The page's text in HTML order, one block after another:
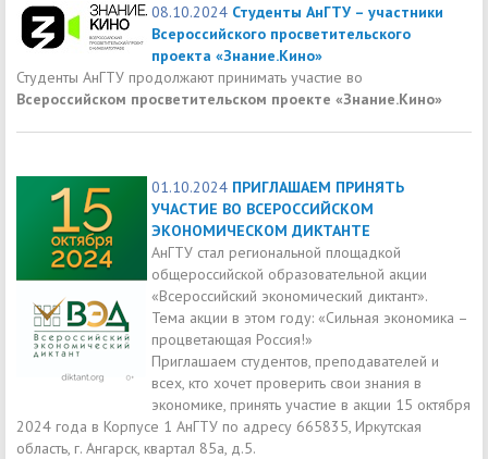
08.10.2024 Студенты АнГТУ – участники
Всероссийского просветительского
проекта «Знание.Кино»
Студенты АнГТУ продолжают принимать участие во
Всероссийском просветительском проекте «Знание.Кино»
01.10.2024 ПРИГЛАШАЕМ ПРИНЯТЬ
УЧАСТИЕ ВО ВСЕРОССИЙСКОМ
ЭКОНОМИЧЕСКОМ ДИКТАНТЕ
АнГТУ стал региональной площадкой
общероссийской образовательной акции
«Всероссийский экономический диктант».
Тема акции в этом году: «Сильная экономика –
процветающая Россия!»
Приглашаем студентов, преподавателей и
всех, кто хочет проверить свои знания в
экономике, принять участие в акции 15 октября
2024 года в Корпусе 1 АнГТУ по адресу 665835, Иркутская
область, г. Ангарск, квартал 85а, д.5.